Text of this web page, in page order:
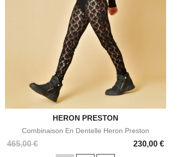
Aperçu rapide
HERON PRESTON
Combinaison En Dentelle Heron Preston
465,00 € 230,00 €
Prix